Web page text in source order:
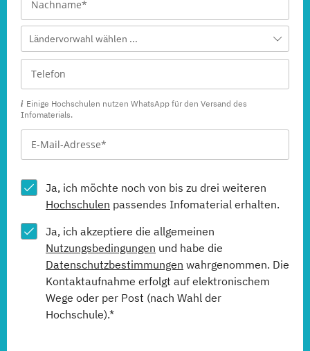
Ländervorwahl wählen ...
Einige Hochschulen nutzen WhatsApp für den Versand des
Infomaterials.
Ja, ich möchte noch von bis zu drei weiteren
Hochschulen passendes Infomaterial erhalten.
Ja, ich akzeptiere die allgemeinen
Nutzungsbedingungen und habe die
Datenschutzbestimmungen wahrgenommen. Die
Kontaktaufnahme erfolgt auf elektronischem
Wege oder per Post (nach Wahl der
Hochschule).*